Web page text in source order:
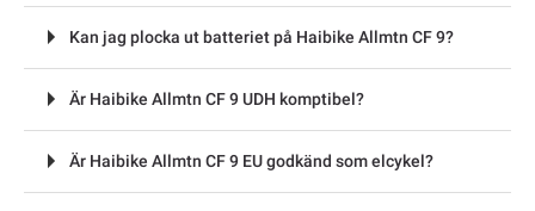
Kan jag plocka ut batteriet på Haibike Allmtn CF 9?
Är Haibike Allmtn CF 9 UDH komptibel?
Är Haibike Allmtn CF 9 EU godkänd som elcykel?